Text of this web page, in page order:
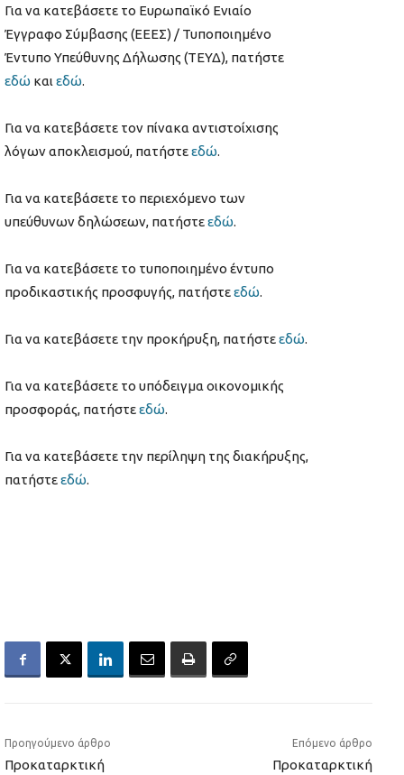
Για να κατεβάσετε το Ευρωπαϊκό Ενιαίο
Έγγραφο Σύμβασης (ΕΕΕΣ) / Τυποποιημένο
Έντυπο Υπεύθυνης Δήλωσης (ΤΕΥΔ), πατήστε
εδώ και εδώ.
Για να κατεβάσετε τον πίνακα αντιστοίχισης
λόγων αποκλεισμού, πατήστεεδώ.
Για να κατεβάσετε το περιεχόμενο των
υπεύθυνων δηλώσεων, πατήστεεδώ.
Για να κατεβάσετε το τυποποιημένο έντυπο
προδικαστικής προσφυγής, πατήστεεδώ.
Για να κατεβάσετε την προκήρυξη, πατήστεεδώ.
Για να κατεβάσετε το υπόδειγμα οικονομικής
προσφοράς, πατήστεεδώ.
Για να κατεβάσετε την περίληψη της διακήρυξης,
πατήστεεδώ.
Προηγούμενο άρθρο
Προκαταρκτική
Επόμενο άρθρο
Προκαταρκτική